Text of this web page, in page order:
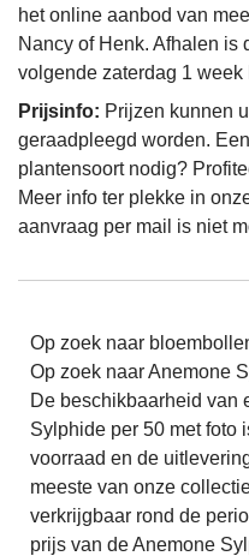
het online aanbod van
Nancy of Henk. Afhalen is
volgende zaterdag 1 week
Prijsinfo: Prijzen kunnen
geraadpleegd worden.
plantensoort nodig?
Meer info ter plekke in
aanvraag per mail is niet
Op zoek naar
Op zoek naar Anemone
De beschikbaarheid van
Sylphide per 50 met foto
voorraad en de
meeste van onze
verkrijgbaar rond de
prijs van de Anemone